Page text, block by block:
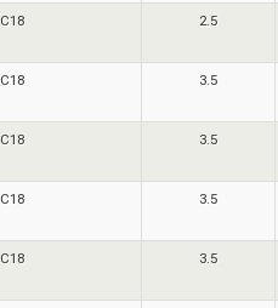
C18 2.5
C18 3.5
C18 3.5
C18 3.5
C18 3.5